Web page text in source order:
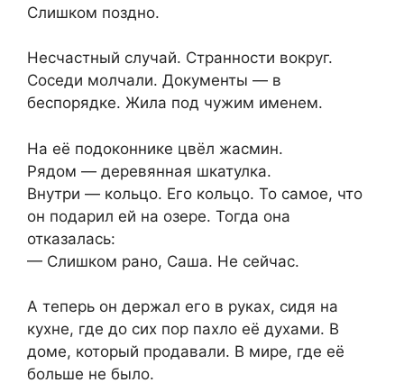
Слишком поздно.
Несчастный случай. Странности вокруг.
Соседи молчали. Документы — в
беспорядке. Жила под чужим именем.
На её подоконнике цвёл жасмин.
Рядом — деревянная шкатулка.
Внутри — кольцо. Его кольцо. То самое, что
он подарил ей на озере. Тогда она
отказалась:
— Слишком рано, Саша. Не сейчас.
А теперь он держал его в руках, сидя на
кухне, где до сих пор пахло её духами. В
доме, который продавали. В мире, где её
больше не было.